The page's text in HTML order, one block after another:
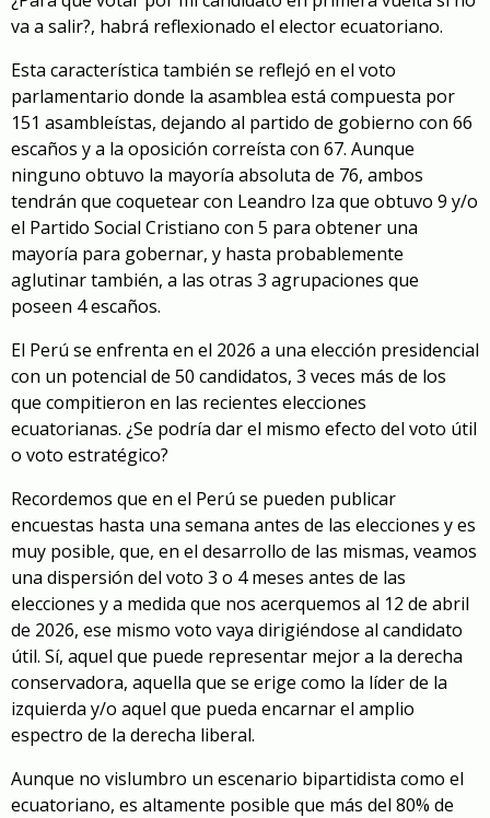
va a salir?, habrá reflexionado el elector ecuatoriano.
Esta característica también se reflejó en el voto
parlamentario donde la asamblea está compuesta por
151 asambleístas, dejando al partido de gobierno con 66
escaños y a la oposición correísta con 67. Aunque
ninguno obtuvo la mayoría absoluta de 76, ambos
tendrán que coquetear con Leandro Iza que obtuvo 9 y/o
el Partido Social Cristiano con 5 para obtener una
mayoría para gobernar, y hasta probablemente
aglutinar también, a las otras 3 agrupaciones que
poseen 4 escaños.
El Perú se enfrenta en el 2026 a una elección presidencial
con un potencial de 50 candidatos, 3 veces más de los
que compitieron en las recientes elecciones
ecuatorianas. ¿Se podría dar el mismo efecto del voto útil
o voto estratégico?
Recordemos que en el Perú se pueden publicar
encuestas hasta una semana antes de las elecciones y es
muy posible, que, en el desarrollo de las mismas, veamos
una dispersión del voto 3 o 4 meses antes de las
elecciones y a medida que nos acerquemos al 12 de abril
de 2026, ese mismo voto vaya dirigiéndose al candidato
útil. Sí, aquel que puede representar mejor a la derecha
conservadora, aquella que se erige como la líder de la
izquierda y/o aquel que pueda encarnar el amplio
espectro de la derecha liberal.
Aunque no vislumbro un escenario bipartidista como el
ecuatoriano, es altamente posible que más del 80% de